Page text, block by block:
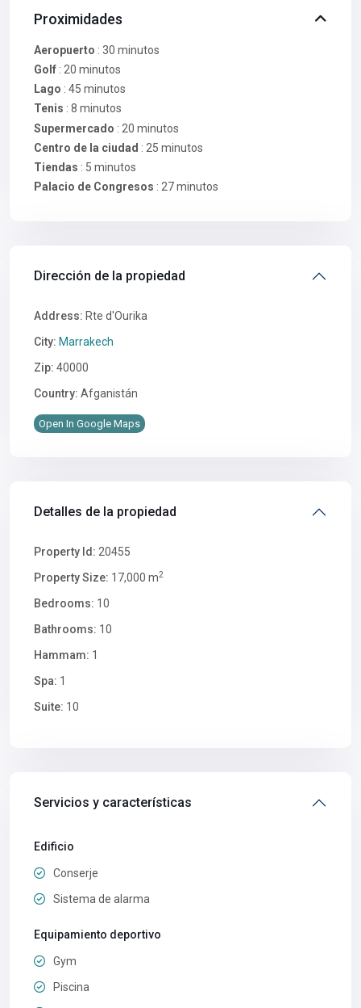
Proximidades
Aeropuerto : 30 minutos
Golf : 20 minutos
Lago : 45 minutos
Tenis : 8 minutos
Supermercado : 20 minutos
Centro de la ciudad : 25 minutos
Tiendas : 5 minutos
Palacio de Congresos : 27 minutos
Dirección de la propiedad
Address: Rte d'Ourika
City: Marrakech
Zip: 40000
Country: Afganistán
Open In Google Maps
Detalles de la propiedad
Property Id: 20455
Property Size: 17,000 m2
Bedrooms: 10
Bathrooms: 10
Hammam: 1
Spa: 1
Suite: 10
Servicios y características
Edificio
Conserje
Sistema de alarma
Equipamiento deportivo
Gym
Piscina